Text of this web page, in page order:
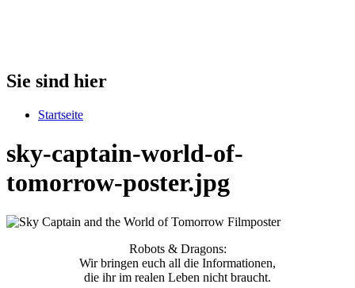
Sie sind hier
Startseite
sky-captain-world-of-
tomorrow-poster.jpg
Robots & Dragons:
Wir bringen euch all die Informationen,
die ihr im realen Leben nicht braucht.